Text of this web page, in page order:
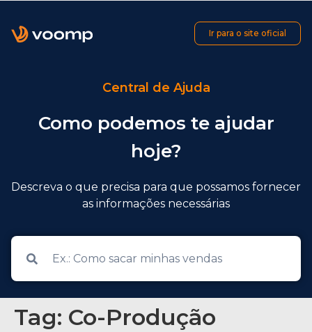
Ir para o site oficial
Central de Ajuda
Como podemos te ajudar
hoje?
Descreva o que precisa para que possamos fornecer
as informações necessárias
Tag: Co-Produção